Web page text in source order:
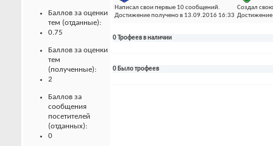
Баллов за оценки
тем (отданные):
0.75
Баллов за оценки
тем
(полученные):
2
Баллов за
сообщения
посетителей
(отданных):
0
Написал свои первые 10 сообщений.
Достижение получено в 13.09.2016 16:33
Создал
0 Трофеев в наличии
0 Было трофеев